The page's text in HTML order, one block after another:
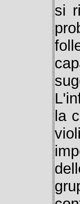
si
la